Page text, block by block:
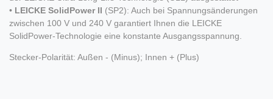
• LEICKE SolidPower II (SP2): Auch bei Spannungsänderungen
zwischen 100 V und 240 V garantiert Ihnen die LEICKE
SolidPower-Technologie eine konstante Ausgangsspannung.
Stecker-Polarität: Außen - (Minus); Innen + (Plus)